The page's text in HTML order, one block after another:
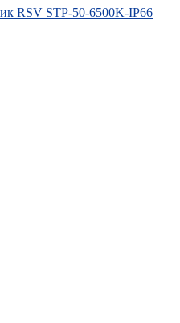
RSV STP-50-6500K-IP66